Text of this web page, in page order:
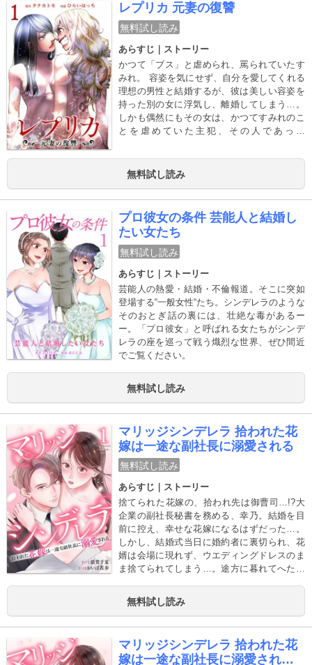
レプリカ 元妻の復讐
無料試し読み
あらすじ｜ストーリー
かつて「ブス」と虐められ、罵られていたす
みれ。 容姿を気にせず、自分を愛してくれる
理想の男性と結婚するが、彼は美しい容姿を
持った別の女に浮気し、離婚してしまう…。
しかも偶然にもその女は、かつてすみれのこ
とを虐めていた主犯、その人であった
を捨てた旦那へ復讐を誓うすみれ。 顔を変
え、名前を変え、宿縁で結ばれた女への、苛
無料試し読み
プロ彼女の条件 芸能人と結婚し
たい女たち
無料試し読み
あらすじ｜ストーリー
芸能人の熱愛・結婚・不倫報道。そこに突如
登場する“一般女性“たち。シンデレラのような
そのおとぎ話の裏には、壮絶な毒があるー
ー。「プロ彼女」と呼ばれる女たちがシンデ
レラの座を巡って戦う熾烈な世界、ぜひ間近
でご覧ください。
無料試し読み
マリッジシンデレラ 拾われた花
嫁は一途な副社長に溺愛される
無料試し読み
あらすじ｜ストーリー
捨てられた花嫁の、拾われ先は御曹司…!?大
企業の副社長秘書を務める、幸乃。結婚を目
前に控え、幸せな花嫁になるはずだった…。
しかし、結婚式当日に婚約者に裏切られ、花
婿は会場に現れず、ウエディングドレスのま
ま捨てられてしまう…。途方に暮れてへたり
で…!? その場しのぎの結婚が、真の愛に変わ
りゆくーー。捨てられた花嫁の、拾われ溺愛
無料試し読み
マリッジシンデレラ 拾われた花
嫁は一途な副社長に溺愛される